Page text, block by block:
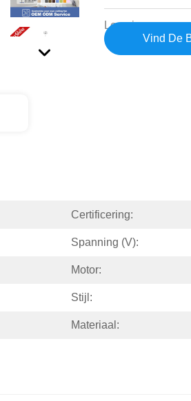
Vind De
Certificering:
Spanning (V):
Motor:
Stijl:
Materiaal: